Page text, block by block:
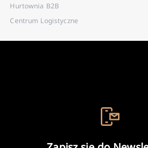
Hurtownia B2B
Centrum Logistyczne